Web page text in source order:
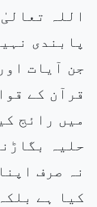
اللہ
پابندی
جن آیات
قرآن کے
میں رائج
حلیہ
نہ صرف
کیا ہے